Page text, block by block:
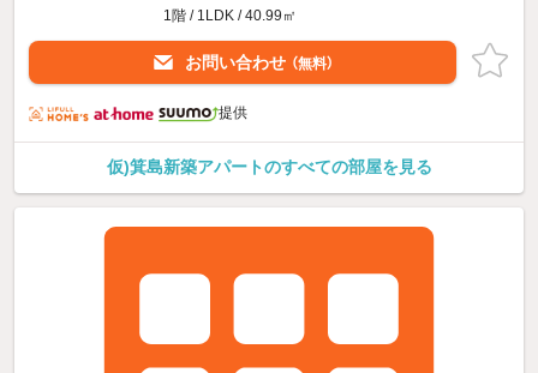
1階 / 1LDK / 40.99㎡
お問い合わせ （無料）
提供
仮)箕島新築アパートのすべての部屋を見る